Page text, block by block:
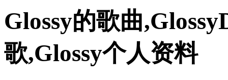
Glossy的歌曲
歌,Glossy个人资料